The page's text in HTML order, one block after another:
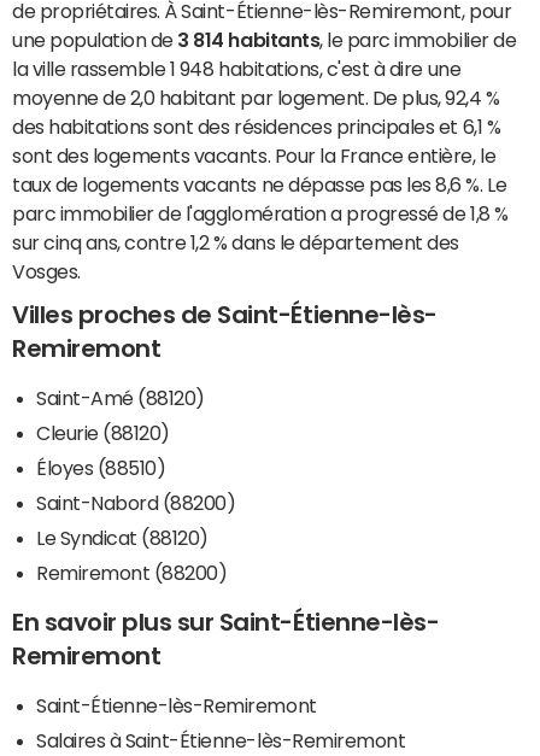
de propriétaires. À Saint-Étienne-lès-Remiremont, pour
une population de 3 814 habitants, le parc immobilier de
la ville rassemble 1 948 habitations, c'est à dire une
moyenne de 2,0 habitant par logement. De plus, 92,4 %
des habitations sont des résidences principales et 6,1 %
sont des logements vacants. Pour la France entière, le
taux de logements vacants ne dépasse pas les 8,6 %. Le
parc immobilier de l'agglomération a progressé de 1,8 %
sur cinq ans, contre 1,2 % dans le département des
Vosges.
Villes proches de Saint-Étienne-lès-
Remiremont
Saint-Amé (88120)
Cleurie (88120)
Éloyes (88510)
Saint-Nabord (88200)
Le Syndicat (88120)
Remiremont (88200)
En savoir plus sur Saint-Étienne-lès-
Remiremont
Saint-Étienne-lès-Remiremont
Salaires à Saint-Étienne-lès-Remiremont